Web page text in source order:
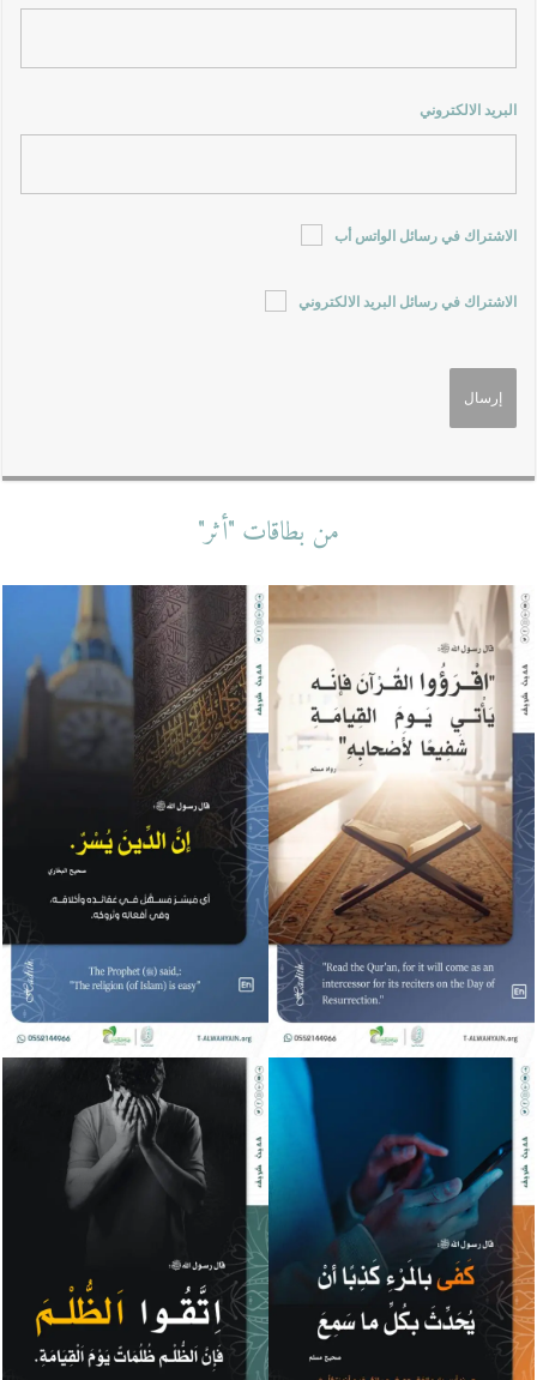
البريد الالكتروني
الاشتراك في رسائل الواتس أب
الاشتراك في رسائل البريد الالكتروني
من بطاقات "أثر"